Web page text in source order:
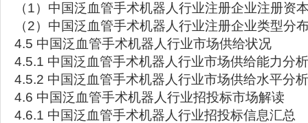
（1）中国泛血管手术机器人行业注册企业注册资
（2）中国泛血管手术机器人行业注册企业类型分
4.5 中国泛血管手术机器人行业市场供给状况
4.5.1 中国泛血管手术机器人行业市场供给能力分析
4.5.2 中国泛血管手术机器人行业市场供给水平分析
4.6 中国泛血管手术机器人行业招投标市场解读
4.6.1 中国泛血管手术机器人行业招投标信息汇总